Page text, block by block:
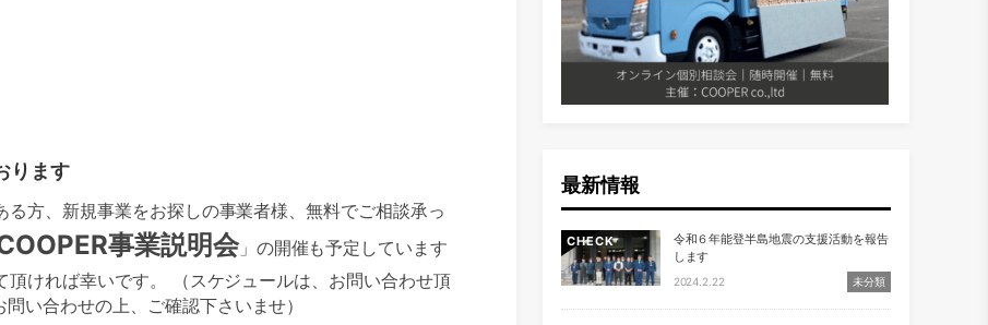
ります
る方、新規事業をお探しの事業者様、無料でご相談承っ
事業説明会」の開催も予定しています
頂ければ幸いです。 （スケジュールは、お問い合わせ頂
問い合わせの上、ご確認下さいませ）
最新情報
CHECK
令和６年能登半島地震の支援活動を報告
します
2024.2.22 未分類